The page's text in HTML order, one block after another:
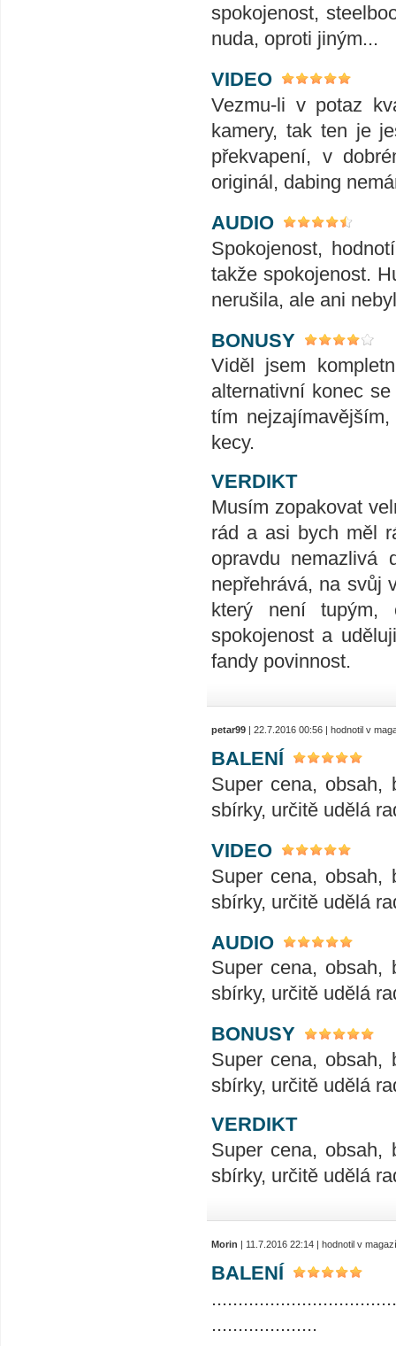
spokojenost,
nuda, oproti jiným...
VIDEO
Vezmu-li v potaz
kamery, tak ten je
překvapení, v
originál, dabing
AUDIO
Spokojenost,
takže spokojenost.
nerušila, ale ani
BONUSY
Viděl jsem
alternativní konec
tím
kecy.
VERDIKT
Musím zopakovat
rád a asi bych měl
opravdu nemazlivá
nepřehrává, na svůj
který není tupým,
spokojenost a
fandy povinnost.
petar99 | 22.7.2016 00:56 | hodnotil v
BALENÍ
Super cena, obsah,
sbírky, určitě udělá
VIDEO
Super cena, obsah,
sbírky, určitě udělá
AUDIO
Super cena, obsah,
sbírky, určitě udělá
BONUSY
Super cena, obsah,
sbírky, určitě udělá
VERDIKT
Super cena, obsah,
sbírky, určitě udělá
Morin | 11.7.2016 22:14 | hodnotil v
BALENÍ
....................